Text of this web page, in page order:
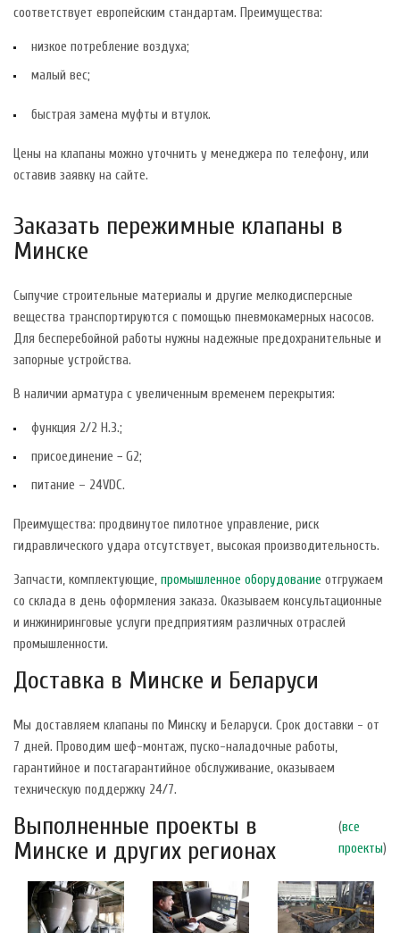
соответствует европейским стандартам. Преимущества:
низкое потребление воздуха;
малый вес;
быстрая замена муфты и втулок.
Цены на клапаны можно уточнить у менеджера по телефону, или
оставив заявку на сайте.
Заказать пережимные клапаны в
Минске
Сыпучие строительные материалы и другие мелкодисперсные
вещества транспортируются с помощью пневмокамерных насосов.
Для бесперебойной работы нужны надежные предохранительные и
запорные устройства.
В наличии арматура с увеличенным временем перекрытия:
функция 2/2 Н.З.;
присоединение − G2;
питание – 24VDC.
Преимущества: продвинутое пилотное управление, риск
гидравлического удара отсутствует, высокая производительность.
Запчасти, комплектующие, промышленное оборудование отгружаем
со склада в день оформления заказа. Оказываем консультационные
и инжиниринговые услуги предприятиям различных отраслей
промышленности.
Доставка в Минске и Беларуси
Мы доставляем клапаны по Минску и Беларуси. Срок доставки - от
7 дней. Проводим шеф-монтаж, пуско-наладочные работы,
гарантийное и постагарантийное обслуживание, оказываем
техническую поддержку 24/7.
Выполненные проекты в
Минске и других регионах
(все
проекты)